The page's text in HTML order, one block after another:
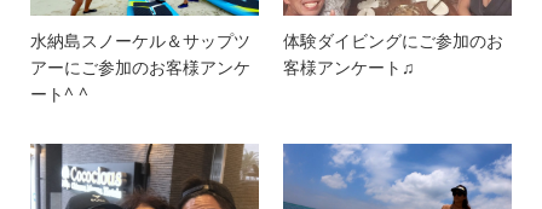
水納島スノーケル＆サップツ
アーにご参加のお客様アンケ
ート^ ^
体験ダイビングにご参加のお
客様アンケート♫